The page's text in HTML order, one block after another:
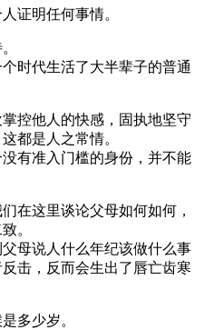
证明任何事情。
时代生活了大半辈子的普通
控他人的快感，固执地坚守
都是人之常情。
有准入门槛的身份，并不能
在这里谈论父母如何如何，
。
母说人什么年纪该做什么事
击，反而会生出了唇亡齿寒
多少岁。